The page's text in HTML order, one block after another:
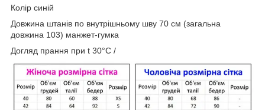
Колір синій
Довжина штанів по внутрішньому шву 70 см (загальна
довжина 103) манжет-гумка
Догляд прання при t 30°C /